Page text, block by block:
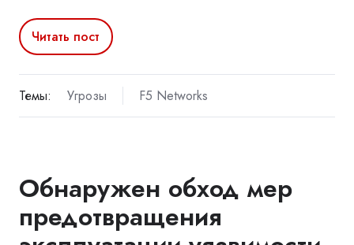
Читать пост
Темы: Угрозы F5 Networks
Обнаружен обход мер
предотвращения